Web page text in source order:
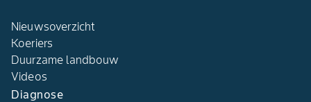
Nieuwsoverzicht
Koeriers
Duurzame landbouw
Videos
Diagnose